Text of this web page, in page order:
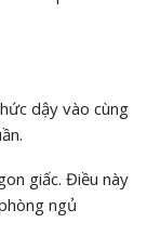
dậy vào cùng
giấc. Điều này
ngủ